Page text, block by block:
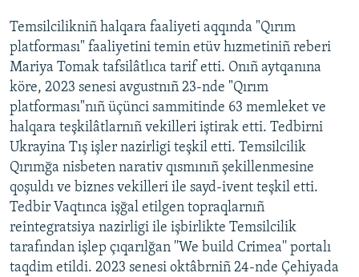
Temsilcilikniñ halqara faaliyeti aqqında "Qırım
platforması" faaliyetini temin etüv hızmetiniñ reberi
Mariya Tomak tafsilâtlıca tarif etti. Onıñ aytqanına
köre, 2023 senesi avgustnıñ 23-nde "Qırım
platforması"nıñ üçünci sammitinde 63 memleket ve
halqara teşkilâtlarnıñ vekilleri iştirak etti. Tedbirni
Ukrayina Tış işler nazirligi teşkil etti. Temsilcilik
Qırımğa nisbeten narativ qısmınıñ şekillenmesine
qoşuldı ve biznes vekilleri ile sayd-ivent teşkil etti.
Tedbir Vaqtınca işğal etilgen topraqlarnıñ
reintegratsiya nazirligi ile işbirlikte Temsilcilik
tarafından işlep çıqarılğan ''We build Crimea'' portalı
taqdim etildi. 2023 senesi oktâbrniñ 24-nde Çehiyada